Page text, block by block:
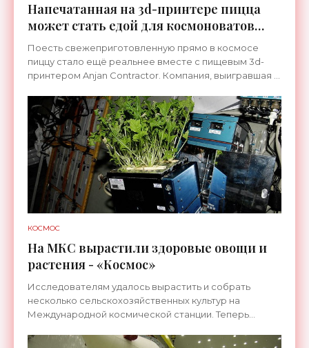
Напечатанная на 3d-принтере пицца
может стать едой для космоноватов
будущего - «Космос»
Поесть свежеприготовленную прямо в космосе
пиццу стало ещё реальнее вместе с пищевым 3d-
принтером Anjan Contractor. Компания, выигравшая в
принтера,
КОСМОС
На МКС вырастили здоровые овощи и
растения - «Космос»
Исследователям удалось вырастить и собрать
несколько сельскохозяйственных культур на
Международной космической станции. Теперь
японскую капусту в